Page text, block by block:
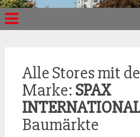
Alle Stores mit
Marke: SPAX
Baumärkte